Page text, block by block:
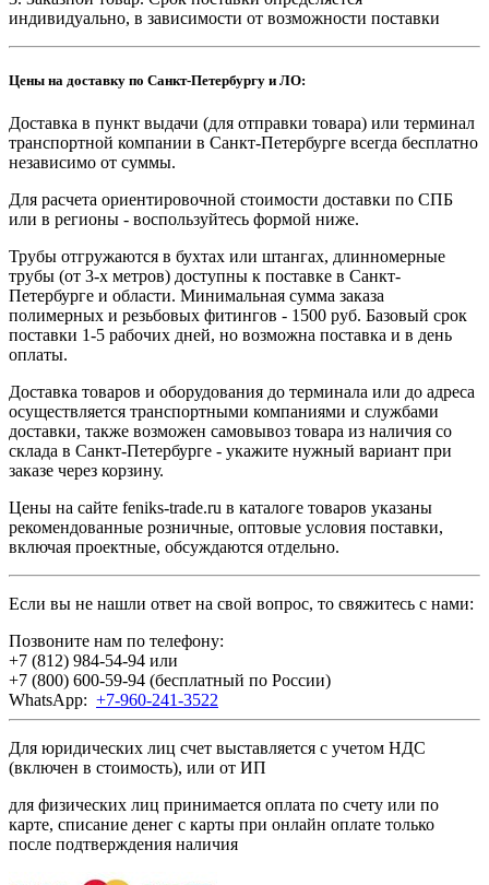
индивидуально, в зависимости от возможности поставки
Цены на доставку по Санкт-Петербургу и ЛО:
Доставка в пункт выдачи (для отправки товара) или терминал
транспортной компании в Санкт-Петербурге всегда бесплатно
независимо от суммы.
Для расчета ориентировочной стоимости доставки по СПБ
или в регионы - воспользуйтесь формой ниже.
Трубы отгружаются в бухтах или штангах, длинномерные
трубы (от 3-х метров) доступны к поставке в Санкт-
Петербурге и области. Минимальная сумма заказа
полимерных и резьбовых фитингов - 1500 руб. Базовый срок
поставки 1-5 рабочих дней, но возможна поставка и в день
оплаты.
Доставка товаров и оборудования до терминала или до адреса
осуществляется транспортными компаниями и службами
доставки, также возможен самовывоз товара из наличия со
склада в Санкт-Петербурге - укажите нужный вариант при
заказе через корзину.
Цены на сайте feniks-trade.ru в каталоге товаров указаны
рекомендованные розничные, оптовые условия поставки,
включая проектные, обсуждаются отдельно.
Если вы не нашли ответ на свой вопрос, то свяжитесь с нами:
Позвоните нам по телефону:
+7 (812) 984-54-94 или
+7 (800) 600-59-94 (бесплатный по России)
WhatsApp: +7-960-241-3522
Для юридических лиц счет выставляется с учетом НДС
(включен в стоимость), или от ИП
для физических лиц принимается оплата по счету или по
карте, списание денег с карты при онлайн оплате только
после подтверждения наличия